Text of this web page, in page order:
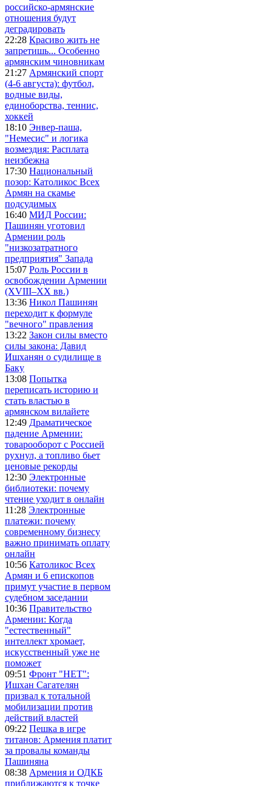
российско-армянские
отношения будут
деградировать
22:28 Красиво жить не
запретишь... Особенно
армянским чиновникам
21:27 Армянский спорт
(4-6 августа): футбол,
водные виды,
единоборства, теннис,
хоккей
18:10 Энвер-паша,
"Немесис" и логика
возмездия: Расплата
неизбежна
17:30 Национальный
позор: Католикос Всех
Армян на скамье
подсудимых
16:40 МИД России:
Пашинян уготовил
Армении роль
"низкозатратного
предприятия" Запада
15:07 Роль России в
освобождении Армении
(XVIII–XX вв.)
13:36 Никол Пашинян
переходит к формуле
"вечного" правления
13:22 Закон силы вместо
силы закона: Давид
Ишханян о судилище в
Баку
13:08 Попытка
переписать историю и
стать властью в
армянском вилайете
12:49 Драматическое
падение Армении:
товарооборот с Россией
рухнул, а топливо бьет
ценовые рекорды
12:30 Электронные
библиотеки: почему
чтение уходит в онлайн
11:28 Электронные
платежи: почему
современному бизнесу
важно принимать оплату
онлайн
10:56 Католикос Всех
Армян и 6 епископов
примут участие в первом
судебном заседании
10:36 Правительство
Армении: Когда
"естественный"
интеллект хромает,
искусственный уже не
поможет
09:51 Фронт "НЕТ":
Ишхан Сагателян
призвал к тотальной
мобилизации против
действий властей
09:22 Пешка в игре
титанов: Армения платит
за провалы команды
Пашиняна
08:38 Армения и ОДКБ
приближаются к точке